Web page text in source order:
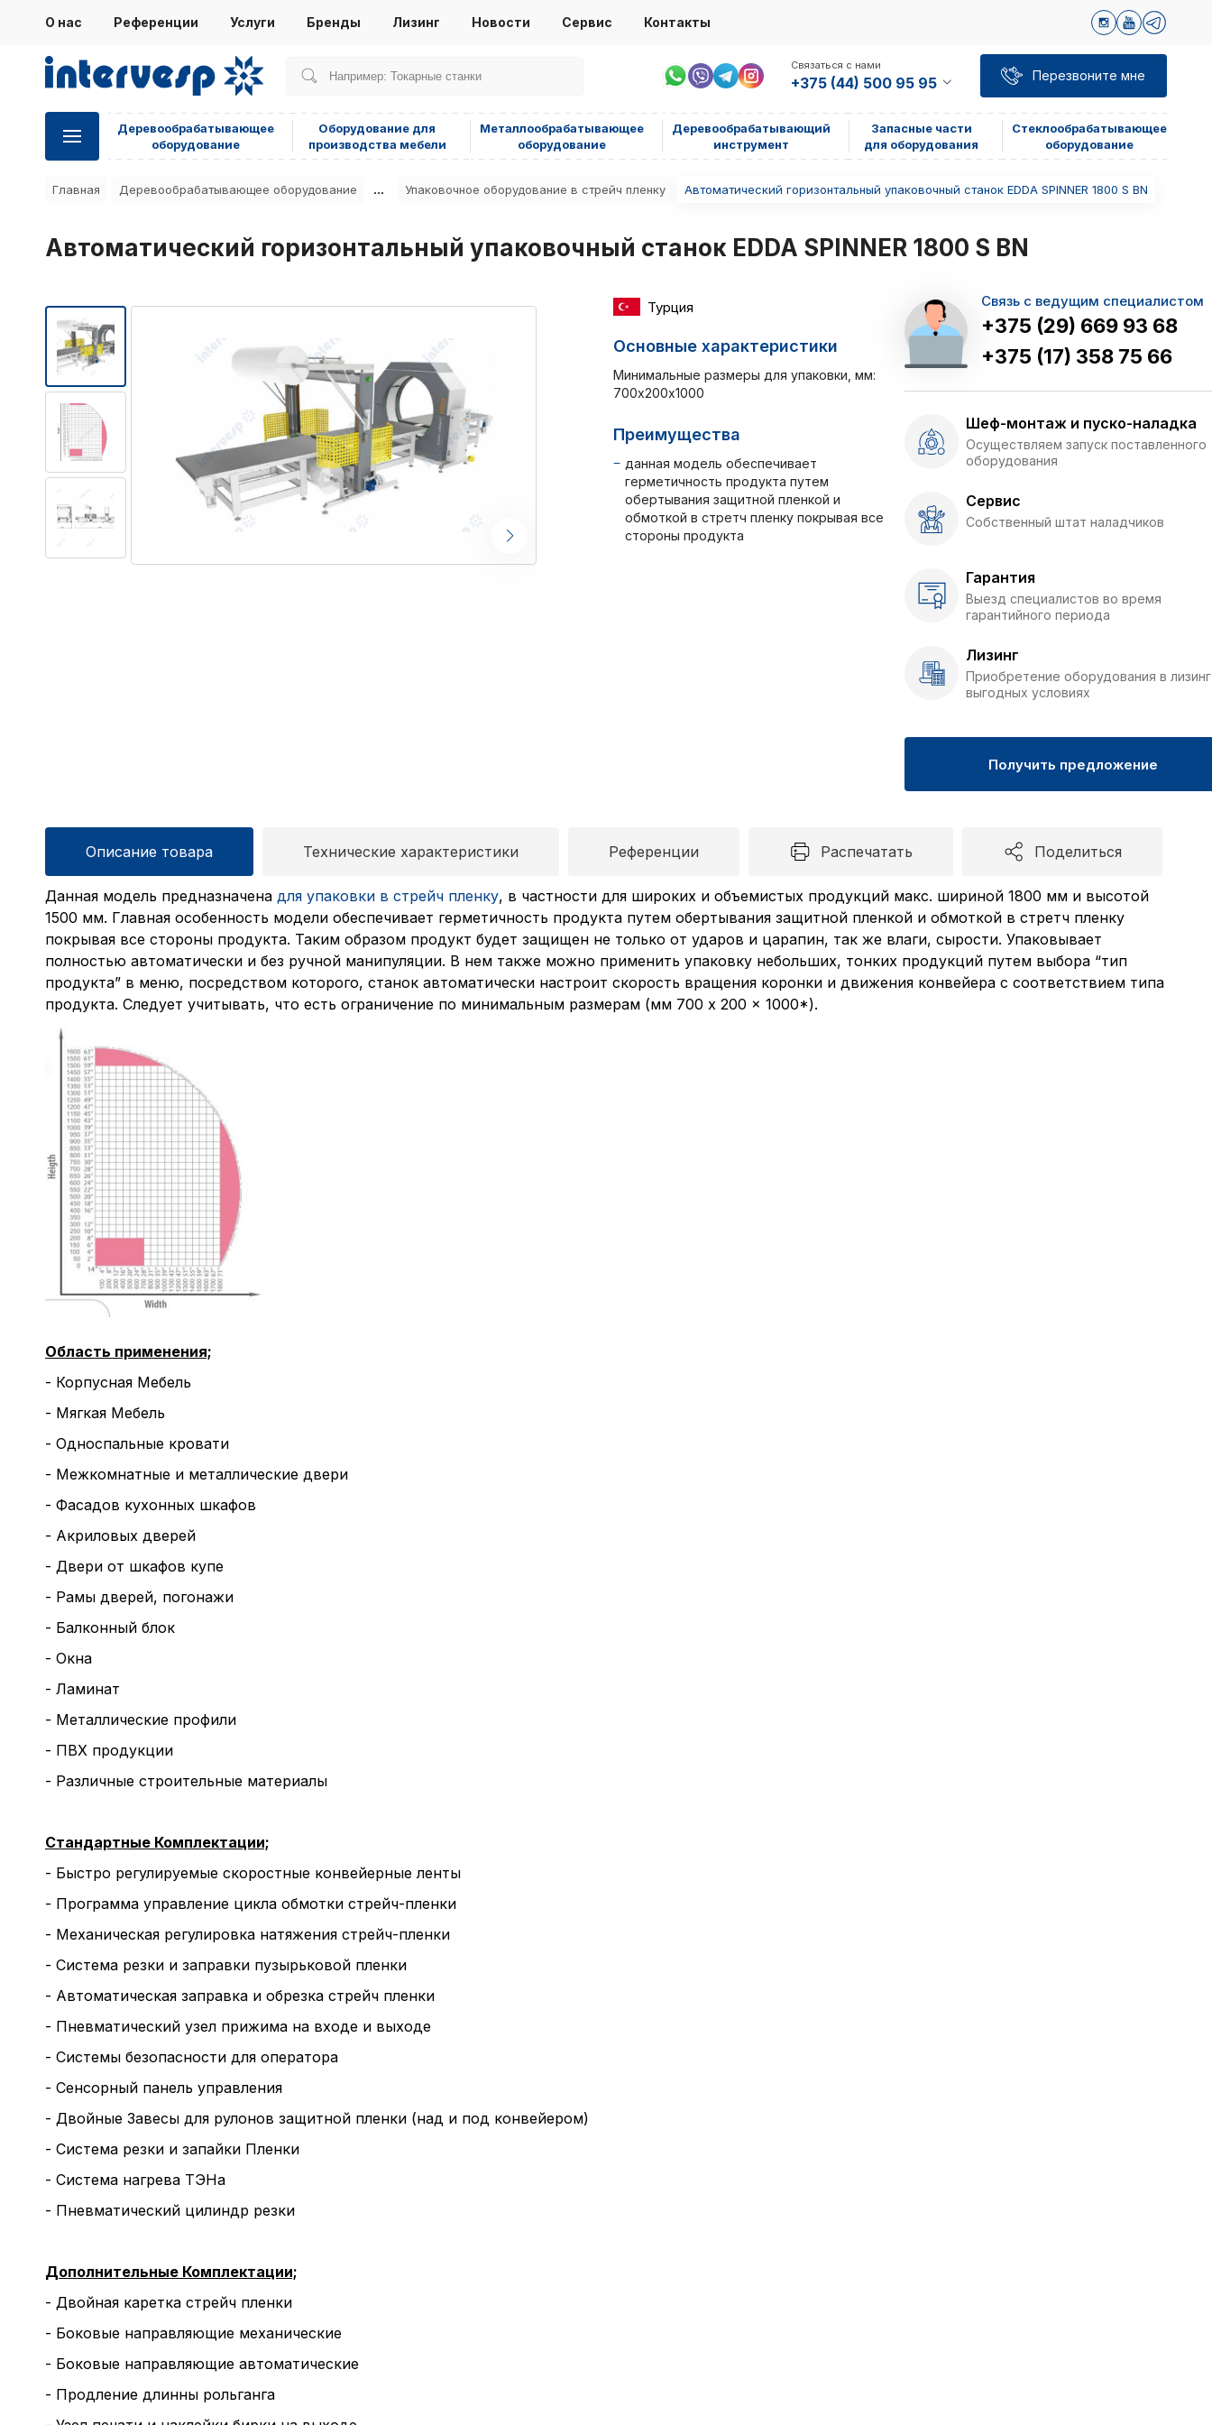
О нас Референции Услуги Бренды Лизинг Новости Сервис Контакты
Связаться с нами
+375 (44) 500 95 95 Перезвоните мне
Деревообрабатывающее
оборудование
Оборудование для
производства мебели
Металлообрабатывающее
оборудование
Деревообрабатывающий
инструмент
Запасные части
для оборудования
Стеклообрабатывающее
оборудование
Главная Деревообрабатывающее оборудование ... Упаковочное оборудование в стрейч пленку Автоматический горизонтальный упаковочный станок EDDA SPINNER 1800 S BN
Автоматический горизонтальный упаковочный станок EDDA SPINNER 1800 S BN
Турция
Основные характеристики
Минимальные размеры для упаковки, мм:
700х200х1000
Преимущества
данная модель обеспечивает
герметичность продукта путем
обертывания защитной пленкой и
обмоткой в стретч пленку покрывая все
стороны продукта
Связь с ведущим специалистом
+375 (29) 669 93 68
+375 (17) 358 75 66
Шеф-монтаж и пуско-наладка
Осуществляем запуск поставленного
оборудования
Сервис
Собственный штат наладчиков
Гарантия
Выезд специалистов во время
гарантийного периода
Лизинг
Приобретение оборудования в
выгодных условиях
Получить предложение
Описание товара Технические характеристики Референции Распечатать Поделиться
Данная модель предназначена для упаковки в стрейч пленку, в частности для широких и объемистых продукций макс. шириной 1800 мм и высотой
1500 мм. Главная особенность модели обеспечивает герметичность продукта путем обертывания защитной пленкой и обмоткой в стретч пленку
покрывая все стороны продукта. Таким образом продукт будет защищен не только от ударов и царапин, так же влаги, сырости. Упаковывает
полностью автоматически и без ручной манипуляции. В нем также можно применить упаковку небольших, тонких продукций путем выбора “тип
продукта” в меню, посредством которого, станок автоматически настроит скорость вращения коронки и движения конвейера с соответствием типа
продукта. Следует учитывать, что есть ограничение по минимальным размерам (мм 700 x 200 x 1000*).
Область применения;
- Корпусная Мебель
- Мягкая Мебель
- Односпальные кровати
- Межкомнатные и металлические двери
- Фасадов кухонных шкафов
- Акриловых дверей
- Двери от шкафов купе
- Рамы дверей, погонажи
- Балконный блок
- Окна
- Ламинат
- Металлические профили
- ПВХ продукции
- Различные строительные материалы
Стандартные Комплектации;
- Быстро регулируемые скоростные конвейерные ленты
- Программа управление цикла обмотки стрейч-пленки
- Механическая регулировка натяжения стрейч-пленки
- Система резки и заправки пузырьковой пленки
- Автоматическая заправка и обрезка стрейч пленки
- Пневматический узел прижима на входе и выходе
- Системы безопасности для оператора
- Сенсорный панель управления
- Двойные Завесы для рулонов защитной пленки (над и под конвейером)
- Система резки и запайки Пленки
- Система нагрева ТЭНа
- Пневматический цилиндр резки
Дополнительные Комплектации;
- Двойная каретка стрейч пленки
- Боковые направляющие механические
- Боковые направляющие автоматические
- Продление длинны рольганга